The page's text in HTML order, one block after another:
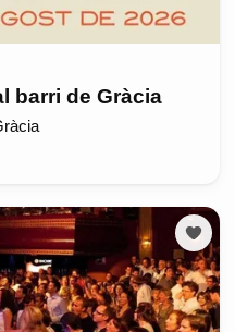
barri de Gràcia